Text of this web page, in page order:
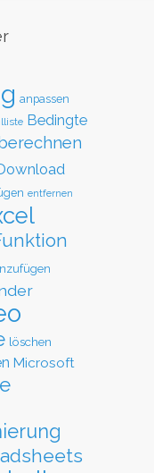
anpassen
Bedingte
berechnen
entfernen
löschen
Microsoft